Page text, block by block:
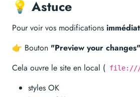
💡 Astuce
Pour voir vos modifications
👉 Bouton "Preview your changes"
Cela ouvre le site en local (
styles OK